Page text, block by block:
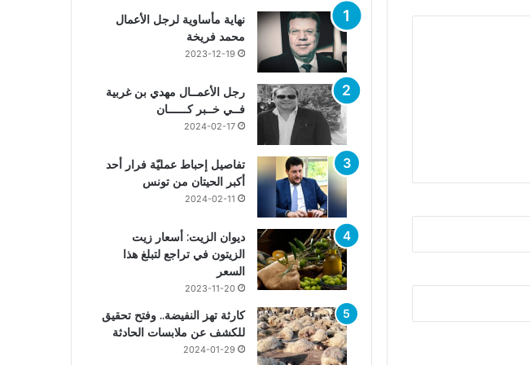
نهاية مأساوية لرجل الأعمال
محمد فريخة
2023-12-19
رجل الأعمــال مهدي بن غربية
فــي خــبر كــــــان
2024-02-17
تفاصيل إحباط عمليّة فرار أحد
أكبر الحيتان من تونس
2024-02-11
ديوان الزيت: أسعار زيت
الزيتون في تراجع لتبلغ هذا
السعر
2023-11-20
كارثة تهز النفيضة.. وفتح تحقيق
للكشف عن ملابسات الحادثة
2024-01-29